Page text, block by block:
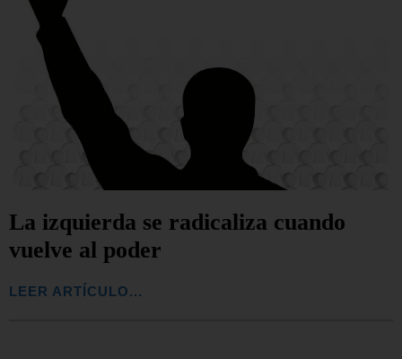
La izquierda se radicaliza cuando
vuelve al poder
LEER ARTÍCULO...